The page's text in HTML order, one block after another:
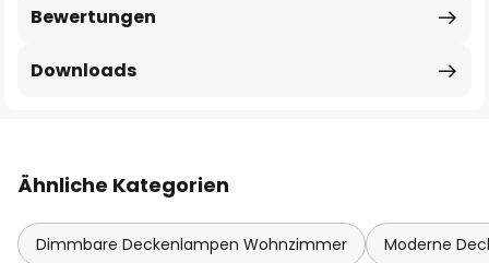
Bewertungen
Downloads
Ähnliche Kategorien
Dimmbare Deckenlampen Wohnzimmer Moderne